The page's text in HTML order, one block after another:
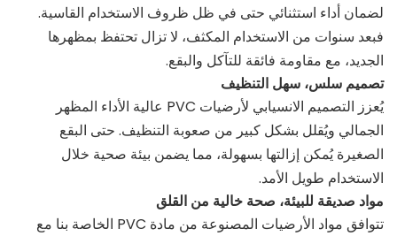
لضمان أداء استثنائي حتى في ظل ظروف الاستخدام القاسية.
فبعد سنوات من الاستخدام المكثف، لا تزال تحتفظ بمظهرها
الجديد، مع مقاومة فائقة للتآكل والبقع.
تصميم سلس، سهل التنظيف
يُعزز التصميم الانسيابي لأرضيات PVC عالية الأداء المظهر
الجمالي ويُقلل بشكل كبير من صعوبة التنظيف. حتى البقع
الصغيرة يُمكن إزالتها بسهولة، مما يضمن بيئة صحية خلال
الاستخدام طويل الأمد.
مواد صديقة للبيئة، صحة خالية من القلق
تتوافق مواد الأرضيات المصنوعة من مادة PVC الخاصة بنا مع